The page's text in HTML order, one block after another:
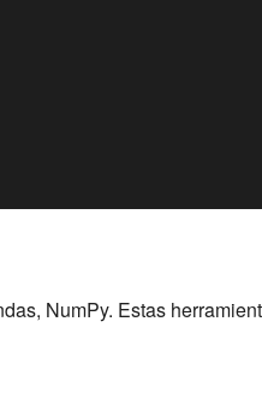
NumPy. Estas